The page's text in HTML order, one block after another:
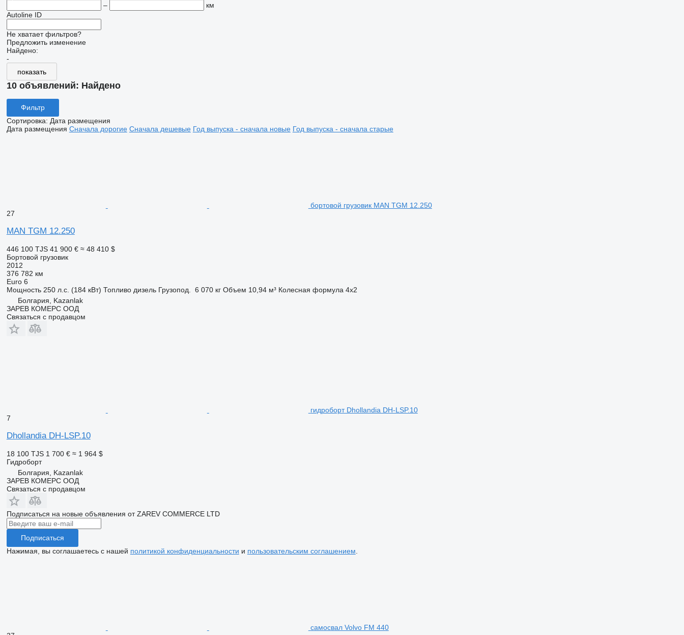
–
км
Autoline ID
Не хватает фильтров?
Предложить изменение
Найдено:
-
показать
10 объявлений: Найдено
Фильтр
Сортировка: Дата размещения
Дата размещения Сначала дорогие Сначала дешевые Год выпуска - сначала новые Год выпуска - сначала старые
бортовой грузовик MAN TGM 12.250
27
MAN TGM 12.250
446 100 TJS 41 900 € ≈ 48 410 $
Бортовой грузовик
2012
376 782 км
Euro 6
Мощность 250 л.с. (184 кВт) Топливо дизель Грузопод. 6 070 кг Объем 10,94 м³ Колесная формула 4x2
Болгария, Kazanlak
ЗАРЕВ КОМЕРС ООД
Связаться с продавцом
гидроборт Dhollandia DH-LSP.10
7
Dhollandia DH-LSP.10
18 100 TJS 1 700 € ≈ 1 964 $
Гидроборт
Болгария, Kazanlak
ЗАРЕВ КОМЕРС ООД
Связаться с продавцом
Подписаться на новые объявления от ZAREV COMMERCE LTD
Подписаться
Нажимая, вы соглашаетесь с нашей политикой конфиденциальности и пользовательским соглашением
самосвал Volvo FM 440